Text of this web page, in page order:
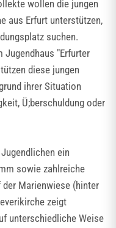
wollen die jungen
aus Erfurt unterstützen,
suchen.
Jugendhaus "Erfurter
diese jungen
ihrer Situation
Ü;berschuldung oder
ein
sowie zahlreiche
Marienwiese (hinter
zeigt
unterschiedliche Weise